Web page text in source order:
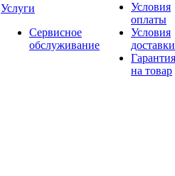
Услуги
Сервисное
обслуживание
Условия
оплаты
Условия
доставки
Гарантия
на товар